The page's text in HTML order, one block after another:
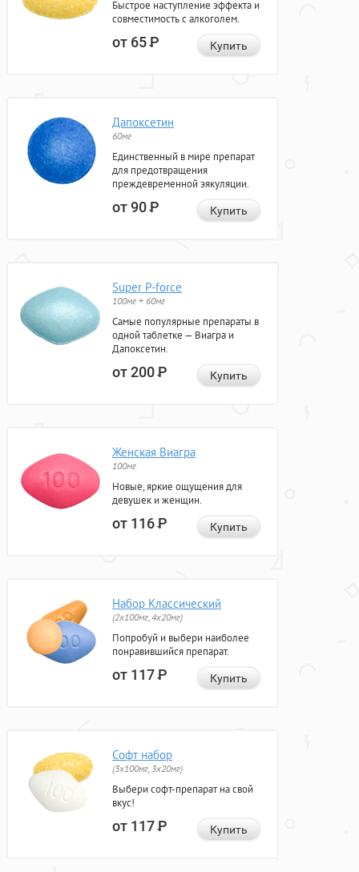
Быстрое наступление эффекта и
совместимость с алкоголем.
от 65Р Купить
Дапоксетин
60мг
Единственный в мире препарат
для предотвращения
преждевременной эякуляции.
от 90Р Купить
Super P-force
100мг + 60мг
Самые популярные препараты в
одной таблетке — Виагра и
Дапоксетин.
от 200Р Купить
Женская Виагра
100мг
Новые, яркие ощущения для
девушек и женщин.
от 116Р Купить
Набор Классический
(2x100мг, 4x20мг)
Попробуй и выбери наиболее
понравившийся препарат.
от 117Р Купить
Софт набор
(3x100мг, 3x20мг)
Выбери софт-препарат на свой
вкус!
от 117Р Купить